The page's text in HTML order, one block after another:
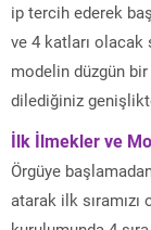
ip tercih ederek
ve 4 katları olacak
modelin düzgün
dilediğiniz
İlk İlmekler ve
Örgüye
atarak ilk sıramızı